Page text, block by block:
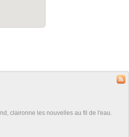
claironne les nouvelles au fil de l'eau.